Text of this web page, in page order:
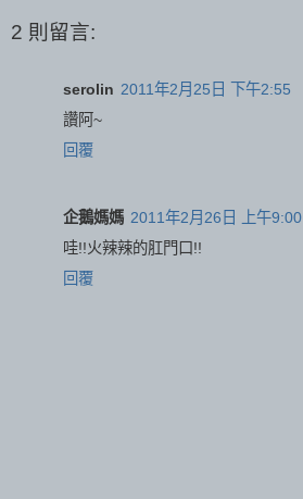
2 則留言:
serolin 2011年2月25日 下午2:55
讚阿~
回覆
企鵝媽媽 2011年2月26日 上午9:00
哇!!火辣辣的肛門口!!
回覆